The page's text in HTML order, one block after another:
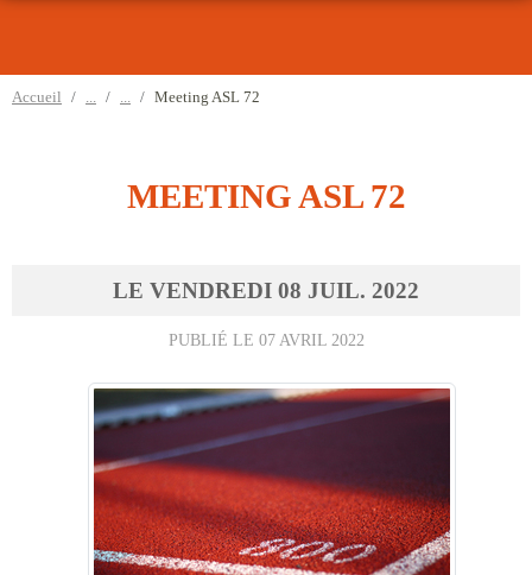
Accueil Meeting ASL 72
MEETING ASL 72
LE VENDREDI 08 JUIL. 2022
PUBLIÉ LE 07 AVRIL 2022